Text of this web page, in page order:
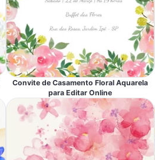
Convite de Casamento Floral Aquarela
para Editar Online